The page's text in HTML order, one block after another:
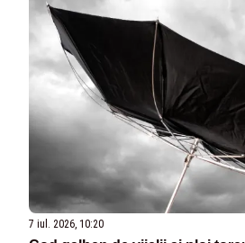
7 iul. 2026, 10:20